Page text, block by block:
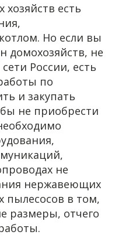
есть
Но если вы
домохозяйств, не
России, есть
по
и закупать
не приобрести
не
нержавеющих
пылесосов в том,
размеры, отчего